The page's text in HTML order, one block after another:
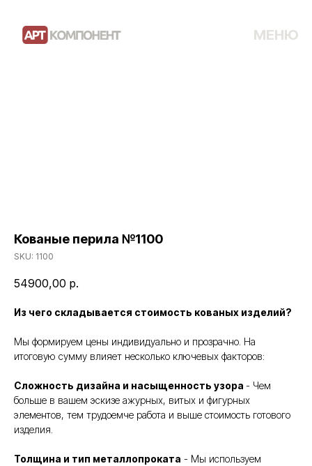
МЕНЮ
Кованые перила №1100
SKU: 1100
54900,00 р.
Из чего складывается стоимость кованых изделий?
Мы формируем цены индивидуально и прозрачно. На
итоговую сумму влияет несколько ключевых факторов:
Сложность дизайна и насыщенность узора - Чем
больше в вашем эскизе ажурных, витых и фигурных
элементов, тем трудоемче работа и выше стоимость готового
изделия.
Толщина и тип металлопроката - Мы используем